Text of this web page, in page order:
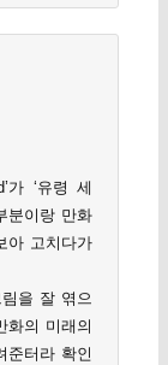
가 ‘유령 세
분이랑 만화
아 고치다가
을 잘 엮으
화의 미래의
준터라 확인